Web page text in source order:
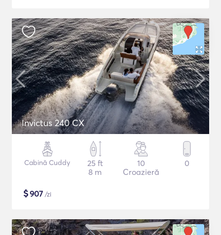
Invictus 240 CX
Cabină Cuddy
25 ft
8 m
10
Croazieră
0
$907 /zi